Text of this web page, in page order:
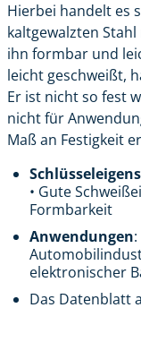
Hierbei handelt es
kaltgewalzten
ihn formbar und
leicht geschweißt,
Er ist nicht so fest
nicht für
Maß an Festigkeit
• Gute
Formbarkeit
Anwendungen
elektronischer
Das Datenblatt